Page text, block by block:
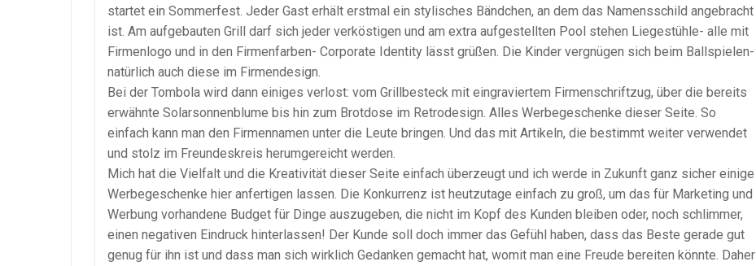
startet ein Sommerfest. Jeder Gast erhält erstmal ein stylisches Bändchen, an dem das Namensschild angebracht
ist. Am aufgebauten Grill darf sich jeder verköstigen und am extra aufgestellten Pool stehen Liegestühle- alle mit
Firmenlogo und in den Firmenfarben- Corporate Identity lässt grüßen. Die Kinder vergnügen sich beim Ballspielen-
natürlich auch diese im Firmendesign.
Bei der Tombola wird dann einiges verlost: vom Grillbesteck mit eingraviertem Firmenschriftzug, über die bereits
erwähnte Solarsonnenblume bis hin zum Brotdose im Retrodesign. Alles Werbegeschenke dieser Seite. So
einfach kann man den Firmennamen unter die Leute bringen. Und das mit Artikeln, die bestimmt weiter verwendet
und stolz im Freundeskreis herumgereicht werden.
Mich hat die Vielfalt und die Kreativität dieser Seite einfach überzeugt und ich werde in Zukunft ganz sicher einige
Werbegeschenke hier anfertigen lassen. Die Konkurrenz ist heutzutage einfach zu groß, um das für Marketing und
Werbung vorhandene Budget für Dinge auszugeben, die nicht im Kopf des Kunden bleiben oder, noch schlimmer,
einen negativen Eindruck hinterlassen! Der Kunde soll doch immer das Gefühl haben, dass das Beste gerade gut
genug für ihn ist und dass man sich wirklich Gedanken gemacht hat, womit man eine Freude bereiten könnte. Daher